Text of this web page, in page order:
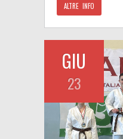
ALTRE INFO
GIU
23